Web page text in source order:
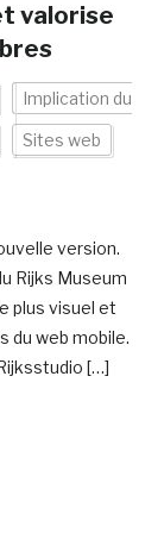
valorise
Implication du
Sites web
version.
Rijks Museum
plus visuel et
du web mobile.
[…]